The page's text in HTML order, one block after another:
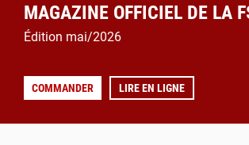
MAGAZINE OFFICIEL DE LA
Édition mai/2026
COMMANDER LIRE EN LIGNE